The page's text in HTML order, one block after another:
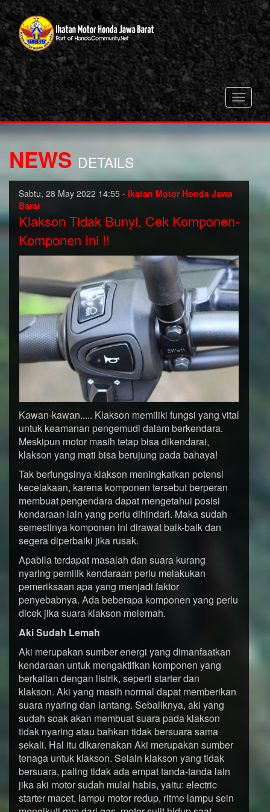
Toggle
NEWS DETAILS
Sabtu, 28 May 2022 14:55 - Ikatan Motor Honda Jawa
Barat
Klakson Tidak Bunyi, Cek Komponen-
Komponen Ini !!
Kawan-kawan..... Klakson memiliki fungsi yang vital
untuk keamanan pengemudi dalam berkendara.
Meskipun motor masih tetap bisa dikendarai,
klakson yang mati bisa berujung pada bahaya!
Tak berfungsinya klakson meningkatkan potensi
kecelakaan, karena komponen tersebut berperan
membuat pengendara dapat mengetahui posisi
kendaraan lain yang perlu dihindari. Maka sudah
semestinya komponen ini dirawat baik-baik dan
segera diperbaiki jika rusak.
Apabila terdapat masalah dan suara kurang
nyaring pemilik kendaraan perlu melakukan
pemeriksaan apa yang menjadi faktor
penyebabnya. Ada beberapa komponen yang perlu
dicek jika suara klakson melemah.
Aki Sudah Lemah
Aki merupakan sumber energi yang dimanfaatkan
kendaraan untuk mengaktifkan komponen yang
berkaitan dengan listrik, seperti starter dan
klakson. Aki yang masih normal dapat memberikan
suara nyaring dan lantang. Sebaliknya, aki yang
sudah soak akan membuat suara pada klakson
tidak nyaring atau bahkan tidak bersuara sama
sekali. Hal itu dikarenakan Aki merupakan sumber
tenaga untuk klakson. Selain klakson yang tidak
bersuara, paling tidak ada empat tanda-tanda lain
jika aki motor sudah mulai habis, yaitu: electric
starter macet, lampu motor redup, ritme lampu sein